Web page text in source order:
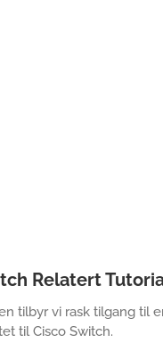
Relatert
tilbyr vi rask tilgang til
til Cisco Switch.